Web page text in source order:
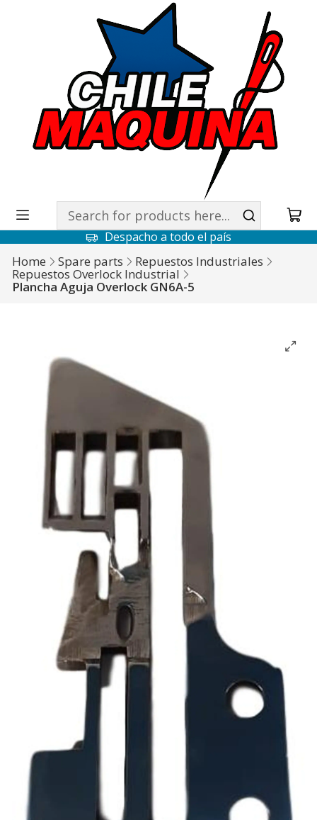
Despacho a todo el país
Home Spare parts Repuestos Industriales
Repuestos Overlock Industrial
Plancha Aguja Overlock GN6A-5